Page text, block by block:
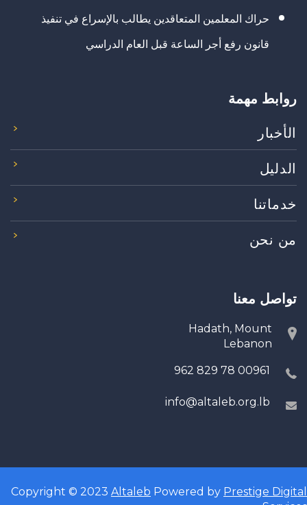
حراك المعلمين المتعاقدين يطالب بالإسراع في تنفيذ
قانون رفع أجر الساعة قبل العام الدراسي
روابط مهمة
الأخبار
الدليل
خدماتنا
من نحن
تواصل معنا
Hadath, Mount
Lebanon
00961 78 829 962
info@altaleb.org.lb
Copyright © 2023 Altaleb Powered by Prestige Digital